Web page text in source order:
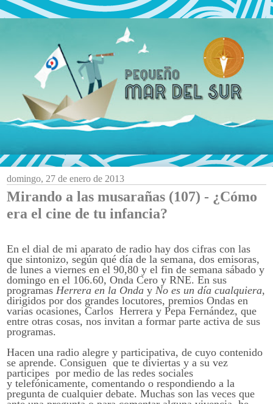
domingo, 27 de enero de 2013
Mirando a las musarañas (107) - ¿Cómo
era el cine de tu infancia?
En el dial de mi aparato de radio hay dos cifras con las
que sintonizo, según qué día de la semana, dos emisoras,
de lunes a viernes en el 90,80 y el fin de semana sábado y
domingo en el 106.60, Onda Cero y RNE. En sus
programas Herrera en la Onda y No es un día cualquiera,
dirigidos por dos grandes locutores, premios Ondas en
varias ocasiones, Carlos Herrera y Pepa Fernández, que
entre otras cosas, nos invitan a formar parte activa de sus
programas.
Hacen una radio alegre y participativa, de cuyo contenido
se aprende. Consiguen que te diviertas y a su vez
participes por medio de las redes sociales
y telefónicamente, comentando o respondiendo a la
pregunta de cualquier debate. Muchas son las veces que